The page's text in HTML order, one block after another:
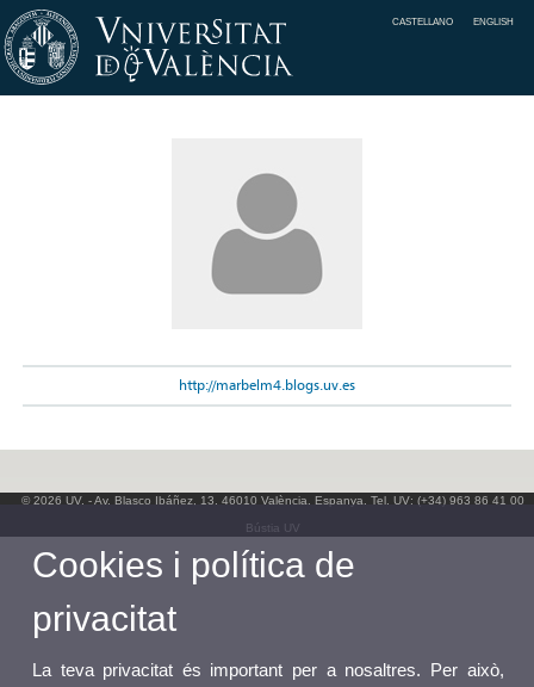
CASTELLANO ENGLISH
http://marbelm4.blogs.uv.es
© 2026 UV. - Av. Blasco Ibáñez, 13. 46010 València. Espanya. Tel. UV: (+34) 963 86 41 00
Bústia UV
Cookies i política de
privacitat
La teva privacitat és important per a nosaltres. Per això,